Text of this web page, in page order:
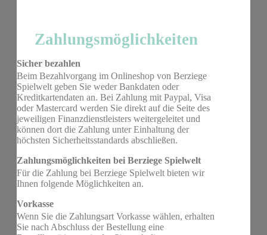
Zahlungsmöglichkeiten
Sicher bezahlen
Beim Bezahlvorgang im Onlineshop von Berziege
Spielwelt geben Sie weder Bankdaten oder
Kreditkartendaten an. Bei Zahlung mit Paypal, Visa
oder Mastercard werden Sie direkt auf die Seite des
jeweiligen Finanzdienstleisters weitergeleitet und
können dort die Zahlung unter Einhaltung der
höchsten Sicherheitsstandards abschließen.
Zahlungsmöglichkeiten bei Berziege Spielwelt
Für die Zahlung bei Berziege Spielwelt bieten wir
Ihnen folgende Möglichkeiten an.
Vorkasse
Wenn Sie die Zahlungsart Vorkasse wählen, erhalten
Sie nach Abschluss der Bestellung eine